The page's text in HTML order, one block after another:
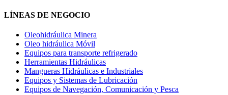
LÍNEAS DE NEGOCIO
Oleohidráulica Minera
Oleo hidráulica Móvil
Equipos para transporte refrigerado
Herramientas Hidráulicas
Mangueras Hidráulicas e Industriales
Equipos y Sistemas de Lubricación
Equipos de Navegación, Comunicación y Pesca